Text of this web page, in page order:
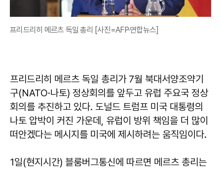
프리드리히 메르츠 독일 총리 [사진=AFP·연합뉴스]
프리드리히 메르츠 독일 총리가 7월 북대서양조약기
구(NATO·나토) 정상회의를 앞두고 유럽 주요국 정상
회의를 추진하고 있다. 도널드 트럼프 미국 대통령의
나토 압박이 커진 가운데, 유럽이 방위 책임을 더 많이
떠안겠다는 메시지를 미국에 제시하려는 움직임이다.
1일(현지시간) 블룸버그통신에 따르면 메르츠 총리는